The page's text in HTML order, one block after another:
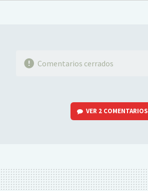
Comentarios cerrados
VER 2 COMENTARIOS